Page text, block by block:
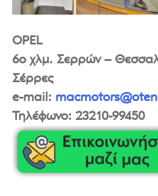
OPEL
6o χλμ. Σερρών –
Σέρρες
e-mail:
Τηλέφωνο: 23210-99450